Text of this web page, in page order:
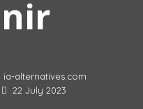
ia-alternatives.com
22 July 2023